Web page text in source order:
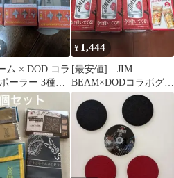
ム × DOD コラ
ーラー 3種セ
¥ 1,444
[最安値] JIM
BEAM×DODコラボグラ
ス JIM BEAM グラス